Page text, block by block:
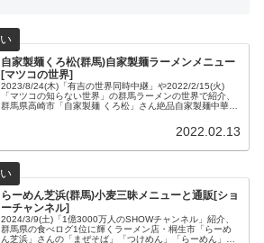
自家製麺くろ松(群馬)自家製麺ラーメンメニュー
[マツコの世界]
2023/8/24(木)「有吉の世界同時中継」や2022/2/15(火)
「マツコの知らない世界」の群馬ラーメンの世界で紹介、
群馬県高崎市「自家製麺 くろ松」さん絶品自家製麺中華そ
2022.02.13
らーめん芝浜(群馬)小麦三昧メニューと通販[ショ
ーチャンネル]
2024/3/9(土)「1億3000万人のSHOWチャンネル」紹介、
群馬県の食べログ1位に輝くラーメン店・桐生市「らーめ
ん芝浜」さんの「まぜそば」「つけめん」「らーめん」の